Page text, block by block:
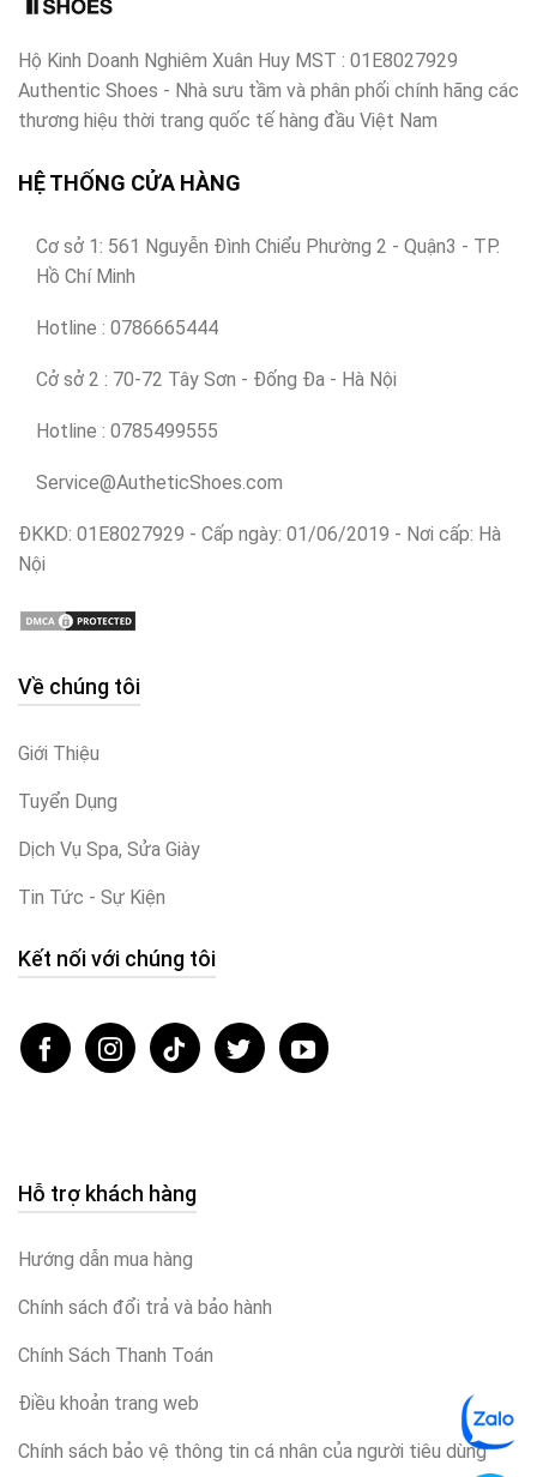
Hộ Kinh Doanh Nghiêm Xuân Huy MST : 01E8027929
Authentic Shoes - Nhà sưu tầm và phân phối chính hãng các
thương hiệu thời trang quốc tế hàng đầu Việt Nam
HỆ THỐNG CỬA HÀNG
Cơ sở 1: 561 Nguyễn Đình Chiểu Phường 2 - Quận3 - TP.
Hồ Chí Minh
Hotline : 0786665444
Cở sở 2 : 70-72 Tây Sơn - Đống Đa - Hà Nội
Hotline : 0785499555
Service@AutheticShoes.com
ĐKKD: 01E8027929 - Cấp ngày: 01/06/2019 - Nơi cấp: Hà
Nội
Về chúng tôi
Giới Thiệu
Tuyển Dụng
Dịch Vụ Spa, Sửa Giày
Tin Tức - Sự Kiện
Kết nối với chúng tôi
Hỗ trợ khách hàng
Hướng dẫn mua hàng
Chính sách đổi trả và bảo hành
Chính Sách Thanh Toán
Điều khoản trang web
Chính sách bảo vệ thông tin cá nhân của người tiêu dùng